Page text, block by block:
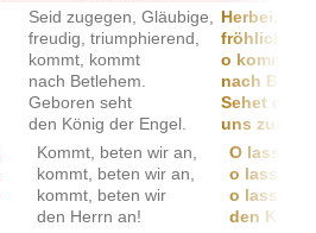
Seid zugegen, Gläubige,
freudig, triumphierend,
kommt, kommt
nach Betlehem.
Geboren seht
den König der Engel.
Herbei, o
fröhlich
o kommet,
nach
Sehet das
uns zum
Kommt, beten wir an,
kommt, beten wir an,
kommt, beten wir
den Herrn an!
O lasset
o lasset
o lasset
den